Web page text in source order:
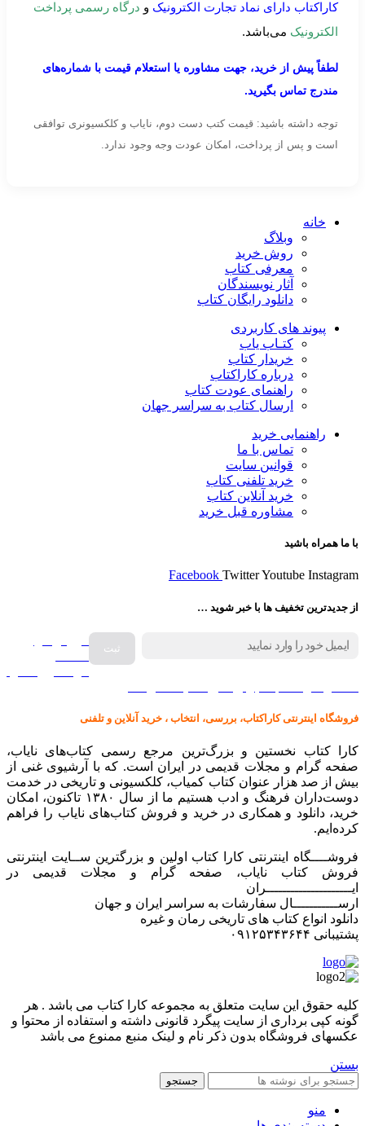
کاراکتاب دارای نماد تجارت الکترونیک و درگاه رسمی پرداخت
الکترونیک می‌باشد.
لطفاً پیش از خرید، جهت مشاوره یا استعلام قیمت با شماره‌های
مندرج تماس بگیرید.
توجه داشته باشید: قیمت کتب دست دوم، نایاب و کلکسیونری توافقی
است و پس از پرداخت، امکان عودت وجه وجود ندارد.
خانه
وبلاگ
روش خرید
معرفی کتاب
آثار نویسندگان
دانلود رایگان کتاب
پیوند های کاربردی
کتـاب یاب
خریدار کتاب
درباره کاراکتاب
راهنمای عودت کتاب
ارسال کتاب به سراسر جهان
راهنمایی خرید
تماس با ما
قوانین سایت
خرید تلفنی کتاب
خرید آنلاین کتاب
مشاوره قبل خرید
با ما همراه باشید
Facebook TwitterYoutube Instagram
از جدیدترین تخفیف ها با خبر شوید …
فروش انواع
فروشگاه اینترنتی کاراکتاب، بررسی، انتخاب ، خرید آنلاین و تلفنی
کارا کتاب نخستین و بزرگ‌ترین مرجع رسمی کتاب‌های نایاب،
صفحه گرام و مجلات قدیمی در ایران است. که با آرشیوی غنی از
بیش از صد هزار عنوان کتاب کمیاب، کلکسیونی و تاریخی در خدمت
دوست‌داران فرهنگ و ادب هستیم ما از سال ۱۳۸۰ تاکنون، امکان
خرید، دانلود و همکاری در خرید و فروش کتاب‌های نایاب را فراهم
کرده‌ایم.
فروشــــگاه اینترنتی کارا کتاب اولین و بزرگترین ســایت اینترنتی
فروش کتاب نایاب، صفحه گرام و مجلات قدیمی در
ایـــــــــــــــــــــران
ارســـــــــــال سفارشات به سراسر ایران و جهان
دانلود انواع کتاب های تاریخی رمان و غیره
پشتیبانی ۰۹۱۲۵۳۴۳۶۴۴
کليه حقوق اين سايت متعلق به مجموعه کارا کتاب می باشد . هر
گونه کپی برداری از سایت پیگرد قانونی داشته و استفاده از محتوا و
عکسهای فروشگاه بدون ذکر نام و لینک منبع ممنوع می باشد
بستن
جستجو
منو